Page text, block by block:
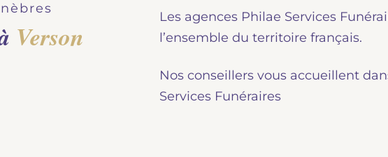
soulager vos proches pour l'organisation de la
cérémonie. Nous vous accompagnons.
Demander un devis prévoyance
marbrerie
défunt.
Verson
Les agences Philae Services
l’ensemble du territoire français.
Nos conseillers vous accueillent
Services Funéraires